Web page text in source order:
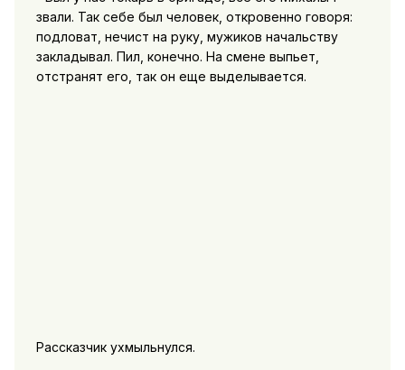
звали. Так себе был человек, откровенно говоря:
подловат, нечист на руку, мужиков начальству
закладывал. Пил, конечно. На смене выпьет,
отстранят его, так он еще выделывается.
Рассказчик ухмыльнулся.